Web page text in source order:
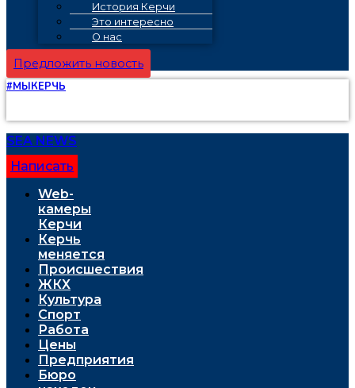
История Керчи
Это интересно
О нас
Предложить новость
#МЫКЕРЧЬ
SEA NEWS
Написать
Web-
камеры
Керчи
Керчь
меняется
Проиcшествия
ЖКХ
Культура
Спорт
Работа
Цены
Предприятия
Бюро